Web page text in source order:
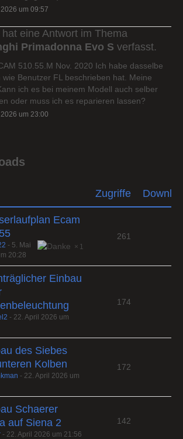
um 09:57
hat eine Antwort im Thema
Primadonna Evo S verfasst.
510.55.M Nov. 2020 Ich habe dasselbe
wie Benutzer FL beschrieben hat. Meine
ich es bei meinem Modell auch selber
oder muss ich es reparieren lassen?
um 23:00
Zugriffe
Ecam
1
- 5. Mai
20:28
261
Einbau
- 22. April 2026 um
174
des Siebes
Kolben
- 22. April 2026 um
172
Schaerer
auf Siena 2
- 22. April 2026 um 21:56
142